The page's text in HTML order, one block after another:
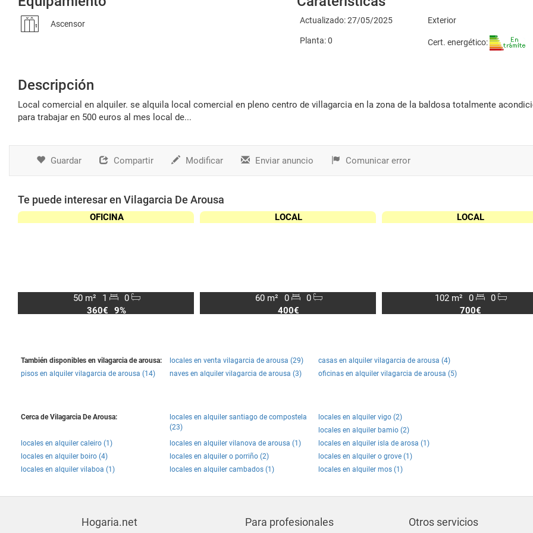
Ascensor Actualizado: 27/05/2025 Exterior
Planta: 0 Cert. energético:
Descripción
local comercial en alquiler. se alquila local comercial en pleno centro de villagarcia en la zona de la baldosa totalmente acondicionado
para trabajar en 500 euros al mes local de...
Guardar Compartir Modificar Enviar anuncio Comunicar error
Te puede interesar en Vilagarcia De Arousa
OFICINA
50 m² 1
0
360€
9%
LOCAL
60 m² 0
0
400€
LOCAL
102 m² 0
0
700€
También disponibles en vilagarcia de arousa: locales en venta vilagarcia de arousa (29)
casas en alquiler vilagarcia de arousa (4)
pisos en alquiler vilagarcia de arousa (14)
naves en alquiler vilagarcia de arousa (3) oficinas en alquiler vilagarcia de arousa (5)
Cerca de Vilagarcia De Arousa:
locales en alquiler santiago de compostela
(23)
locales en alquiler vigo (2)
locales en alquiler bamio (2)
locales en alquiler caleiro (1)
locales en alquiler vilanova de arousa (1)
locales en alquiler isla de arosa (1)
locales en alquiler boiro (4)
locales en alquiler o porriño (2)
locales en alquiler o grove (1)
locales en alquiler vilaboa (1)
locales en alquiler cambados (1) locales en alquiler mos (1)
Hogaria.net Para profesionales Otros servicios